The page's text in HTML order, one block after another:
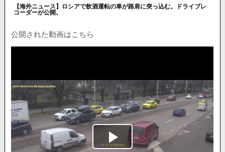
【海外ニュース】ロシアで飲酒運転の車が路肩に突っ込む。ドライブレ
コーダーが公開。
公開された動画はこちら